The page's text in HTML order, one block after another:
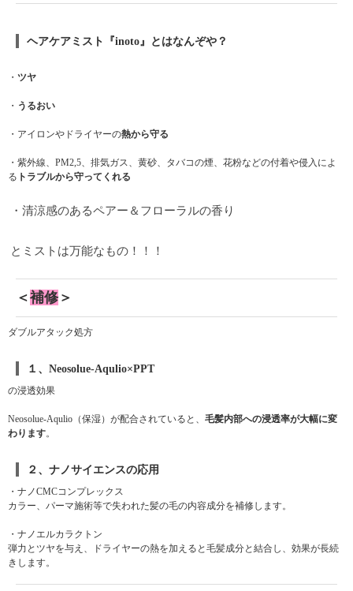
ヘアケアミスト『inoto』とはなんぞや？
・ ツヤ
・ うるおい
・アイロンやドライヤーの熱から守る
・紫外線、PM2,5、排気ガス、黄砂、タバコの煙、花粉などの付着や侵入によ
る トラブルから守ってくれる
・清涼感のあるペアー＆フローラルの香り
とミストは万能なもの！！！
＜補修＞
ダブルアタック処方
１、Neosolue-Aqulio×PPT
の浸透効果
Neosolue-Aqulio（保湿）が配合されていると、 毛髪内部への浸透率が大幅に変
わります。
２、ナノサイエンスの応用
・ナノCMCコンプレックス
カラー、パーマ施術等で失われた髪の毛の内容成分を補修します。
・ナノエルカラクトン
弾力とツヤを与え、ドライヤーの熱を加えると毛髪成分と結合し、効果が長続
きします。